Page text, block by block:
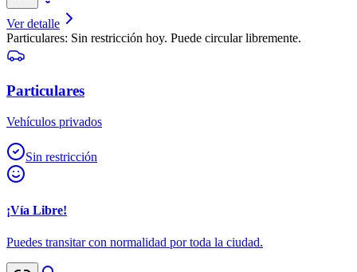
Ver detalle
Particulares: Sin restricción hoy. Puede circular libremente.
Particulares
Vehículos privados
Sin restricción
¡Vía Libre!
Puedes transitar con normalidad por toda la ciudad.